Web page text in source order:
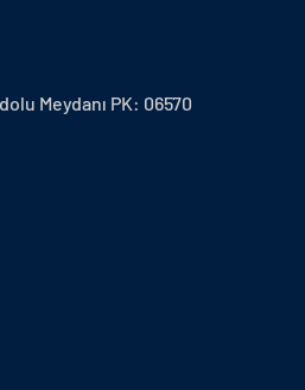
Meydanı PK: 06570